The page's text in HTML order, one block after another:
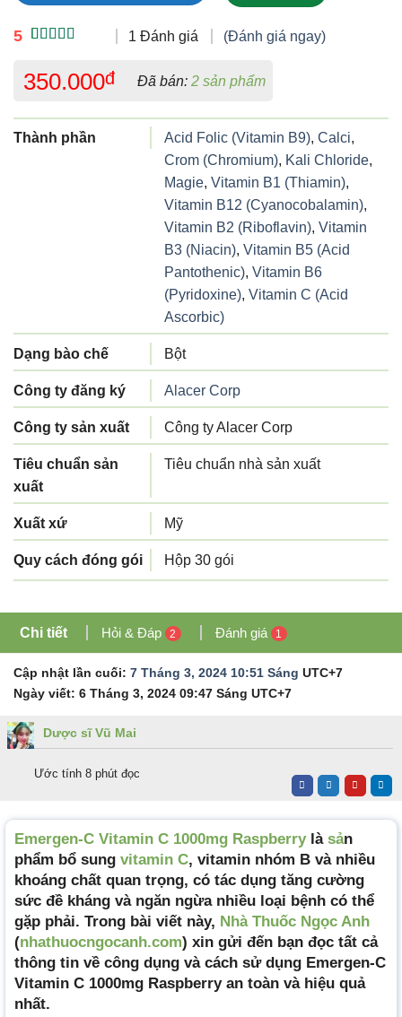
5
đánh giá
1 Đánh giá (Đánh giá ngay)
350.000đ Đã bán: 2 sản phẩm
Thành phần Acid Folic (Vitamin B9), Calci,
Crom (Chromium), Kali Chloride,
Magie, Vitamin B1 (Thiamin),
Vitamin B12 (Cyanocobalamin),
Vitamin B2 (Riboflavin), Vitamin
B3 (Niacin), Vitamin B5 (Acid
Pantothenic), Vitamin B6
(Pyridoxine), Vitamin C (Acid
Ascorbic)
Dạng bào chế Bột
Công ty đăng ký Alacer Corp
Công ty sản xuất Công ty Alacer Corp
Tiêu chuẩn sản
xuất
Tiêu chuẩn nhà sản xuất
Xuất xứ Mỹ
Quy cách đóng gói Hộp 30 gói
Chi tiết Hỏi & Đáp 2 Đánh giá 1
Cập nhật lần cuối: 7 Tháng 3, 2024 10:51 Sáng UTC+7
Ngày viết: 6 Tháng 3, 2024 09:47 Sáng UTC+7
Dược sĩ Vũ Mai
Ước tính 8 phút đọc
Emergen-C Vitamin C 1000mg Raspberrylà sản
phẩm bổ sung vitamin C, vitamin nhóm B và nhiều
khoáng chất quan trọng, có tác dụng tăng cường
sức đề kháng và ngăn ngừa nhiều loại bệnh có thể
gặp phải. Trong bài viết này, Nhà Thuốc Ngọc Anh
(nhathuocngocanh.com) xin gửi đến bạn đọc tất cả
thông tin về công dụng và cách sử dụng Emergen-C
Vitamin C 1000mg Raspberry an toàn và hiệu quả
nhất.